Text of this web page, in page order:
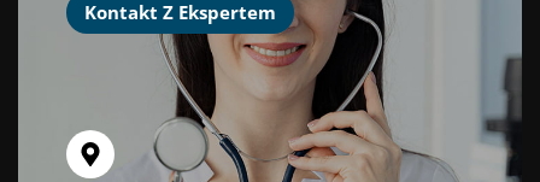
Kontakt Z Ekspertem